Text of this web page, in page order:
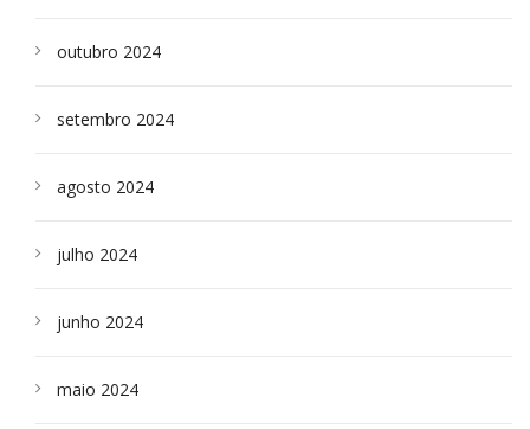
outubro 2024
setembro 2024
agosto 2024
julho 2024
junho 2024
maio 2024